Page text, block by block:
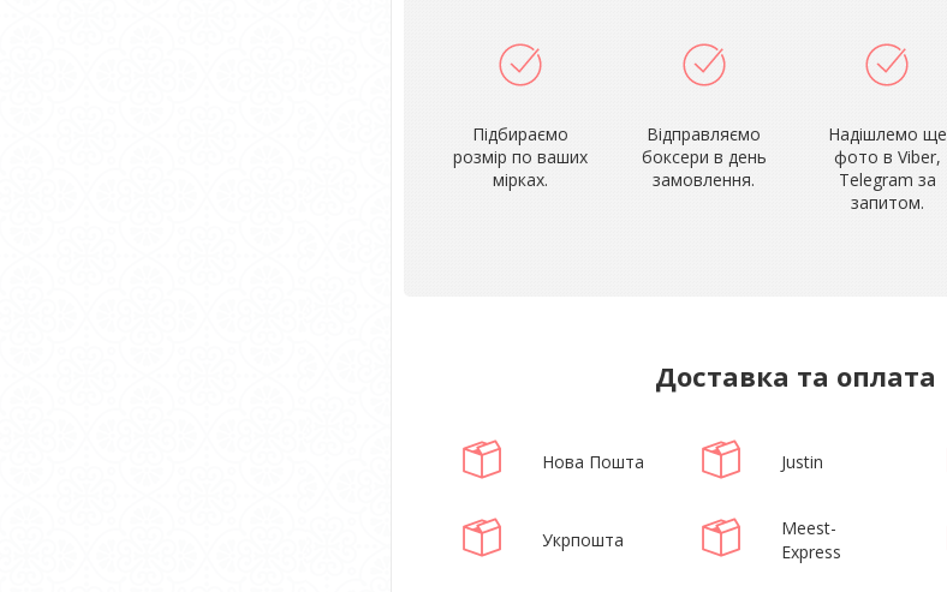
Підбираємо
розмір по ваших
мірках.
Відправляємо
боксери в день
замовлення.
Надішлемо ще
фото в Viber,
Telegram за
запитом.
Доставка та оплата
Нова Пошта
Укрпошта
Justin
Meest-
Express